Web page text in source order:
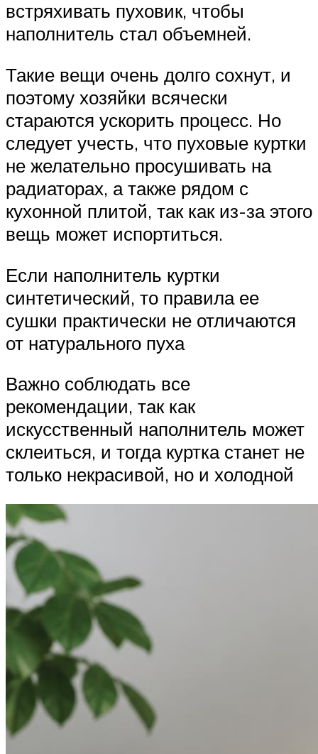
встряхивать пуховик, чтобы
наполнитель стал объемней.
Такие вещи очень долго сохнут, и
поэтому хозяйки всячески
стараются ускорить процесс. Но
следует учесть, что пуховые куртки
не желательно просушивать на
радиаторах, а также рядом с
кухонной плитой, так как из-за этого
вещь может испортиться.
Если наполнитель куртки
синтетический, то правила ее
сушки практически не отличаются
от натурального пуха
Важно соблюдать все
рекомендации, так как
искусственный наполнитель может
склеиться, и тогда куртка станет не
только некрасивой, но и холодной